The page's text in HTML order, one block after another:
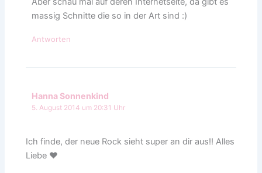
massig Schnitte die so in der Art sind :)
Antworten
Hanna Sonnenkind
5. August 2014 um 20:31 Uhr
Ich finde, der neue Rock sieht super an dir aus!! Alles
Liebe ♥